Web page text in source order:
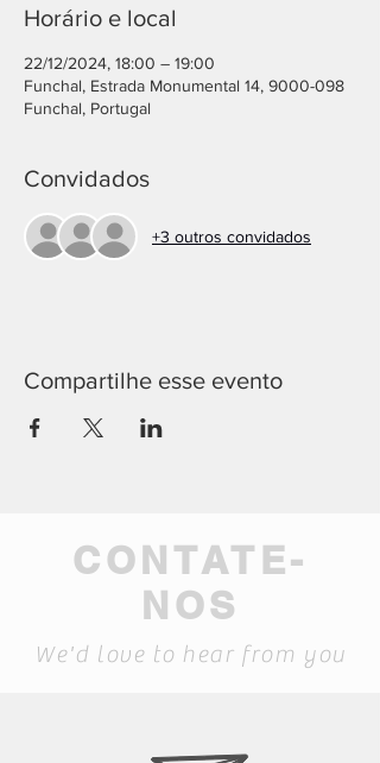
Horário e local
22/12/2024, 18:00 – 19:00
Funchal, Estrada Monumental 14, 9000-098
Funchal, Portugal
Convidados
+3 outros convidados
Compartilhe esse evento
CONTATE-
NOS
We'd love to hear from you